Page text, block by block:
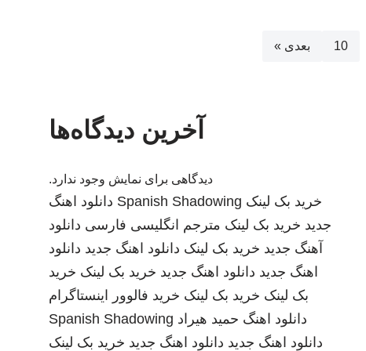
10 بعدی »
آخرین دیدگاه‌ها
دیدگاهی برای نمایش وجود ندارد.
خرید بک لینک Spanish Shadowing دانلود اهنگ
جدید خرید بک لینک مترجم انگلیسی فارسی دانلود
آهنگ جدید خرید بک لینک دانلود اهنگ جدید دانلود
اهنگ جدید دانلود اهنگ جدید خرید بک لینک خرید
بک لینک خرید بک لینک خرید فالوور اینستاگرام
دانلود اهنگ حمید هیراد Spanish Shadowing
دانلود اهنگ جدید دانلود اهنگ جدید خرید بک لینک